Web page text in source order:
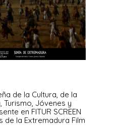
de la Cultura, de la
Turismo, Jóvenes y
en FITUR SCREEN
de la Extremadura Film